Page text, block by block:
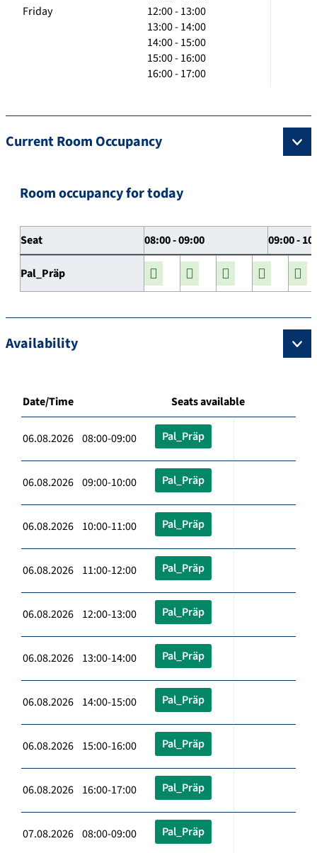
Friday
12:00 - 13:00
13:00 - 14:00
14:00 - 15:00
15:00 - 16:00
16:00 - 17:00
Current Room Occupancy
Room occupancy for today
Seat 08:00 - 09:00 09:00 -
Pal_Präp
Availability
Date/Time Seats available
06.08.2026 08:00-09:00 Pal_Präp
06.08.2026 09:00-10:00 Pal_Präp
06.08.2026 10:00-11:00 Pal_Präp
06.08.2026 11:00-12:00 Pal_Präp
06.08.2026 12:00-13:00 Pal_Präp
06.08.2026 13:00-14:00 Pal_Präp
06.08.2026 14:00-15:00 Pal_Präp
06.08.2026 15:00-16:00 Pal_Präp
06.08.2026 16:00-17:00 Pal_Präp
07.08.2026 08:00-09:00 Pal_Präp